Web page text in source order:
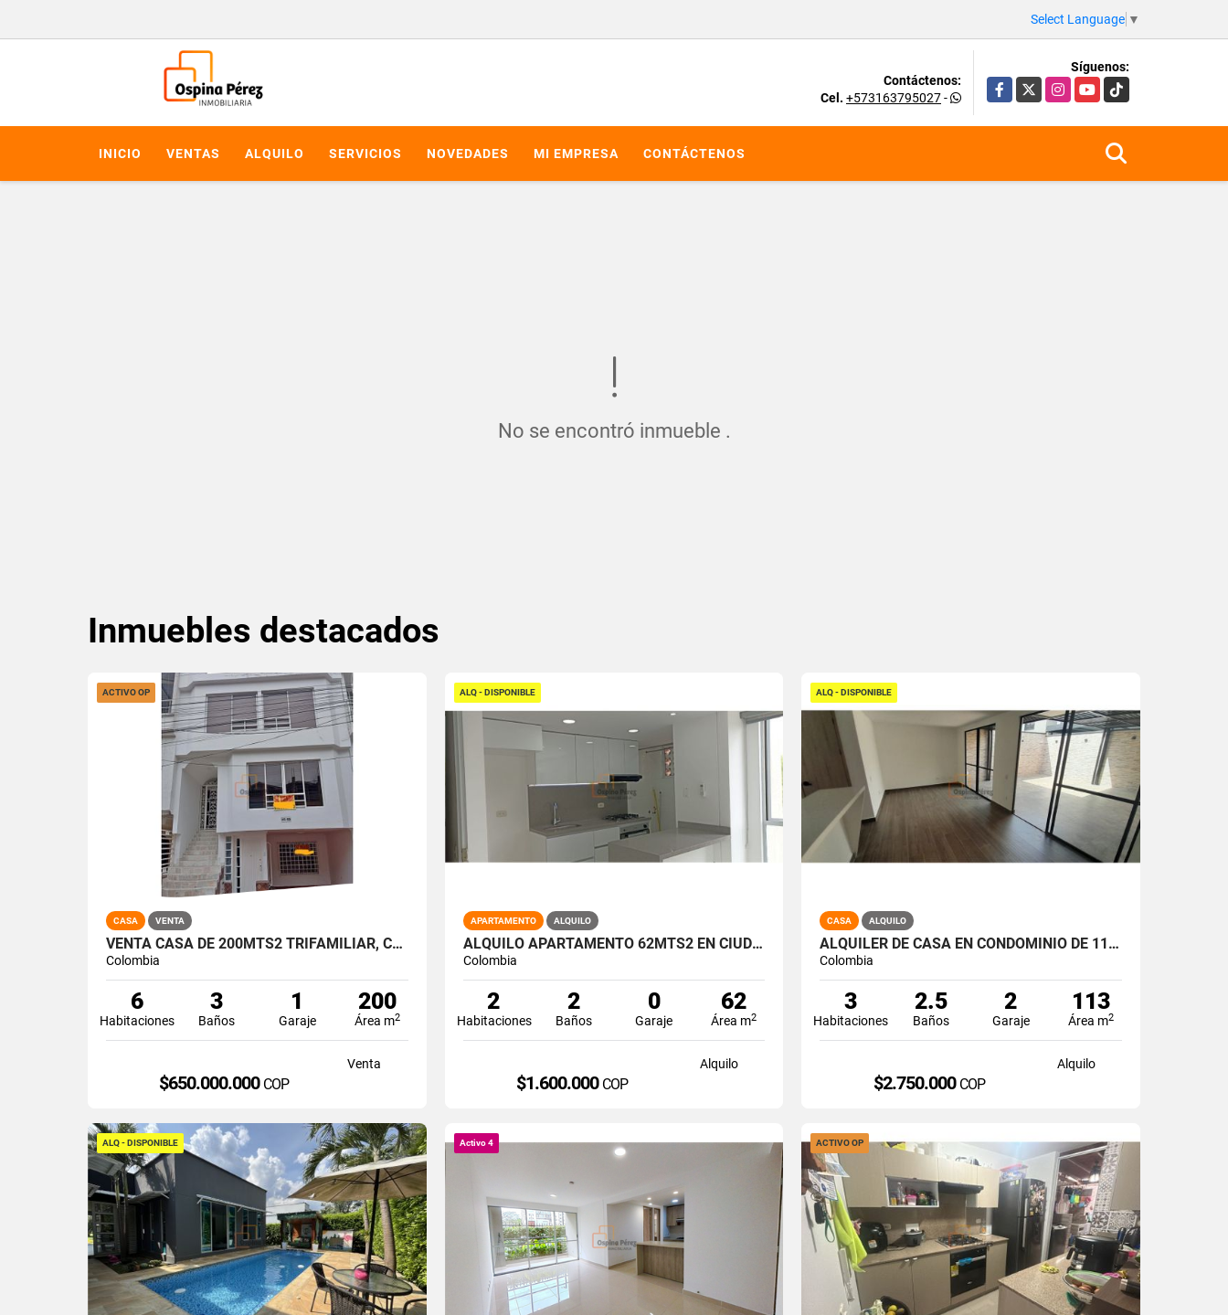
Select Language ▼
Contáctenos:
Cel. +573163795027-
Síguenos:
Facebook
X InstagramYouTubeTikTok
INICIO VENTAS ALQUILO SERVICIOS NOVEDADES MI EMPRESA CONTÁCTENOS
No se encontró inmueble .
Inmuebles destacados
ACTIVO OP
CASA VENTA
VENTA CASA DE 200MTS2 TRIFAMILIAR, CANEY, SUR DE CALI. 14495-1
Colombia
6
Habitaciones
3
Baños
1
Garaje
200
Área m2
Venta
$650.000.000 COP
ALQ - DISPONIBLE
APARTAMENTO ALQUILO
ALQUILO APARTAMENTO 62MTS2 EN CIUDAD MELÉNDEZ. SUR DE CALI. A-175
Colombia
2
Habitaciones
2
Baños
0
Garaje
62
Área m2
Alquilo
$1.600.000 COP
ALQ - DISPONIBLE
CASA ALQUILO
ALQUILER DE CASA EN CONDOMINIO DE 113 MT2 PARQUE NATURA, JAMUNDI A-173
Colombia
3
Habitaciones
2.5
Baños
2
Garaje
113
Área m2
Alquilo
$2.750.000 COP
ALQ - DISPONIBLE Activo 4 ACTIVO OP